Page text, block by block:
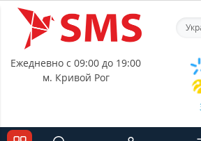
Ежедневно с 09:00 до 19:00
м. Кривой Рог